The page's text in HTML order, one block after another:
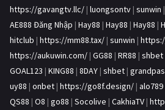
https://gavangtv.llc/ | luongsontv | sunwin |
AE888 Đăng Nhập | Hay88 | Hay88 | Hay88 |
hitclub | https://mm88.tax/ | sunwin |
https://aukuwin.com/ | GG88 | RR88 | shbet
GOAL123 | KING88 | 8DAY | shbet |
uy88 | onbet | https://go8f.design/ | alo789
QS88 | O8 | go88 | Socolive | CakhiaTV |